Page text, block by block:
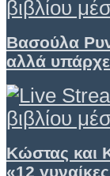
Βασούλα
αλλά
Κώστας και
«12